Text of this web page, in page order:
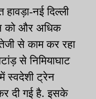
नई दिल्ली
को और अधिक
से काम कर रहा
से निमियाघाट
स्वदेशी ट्रेन
दी गई है. इसके